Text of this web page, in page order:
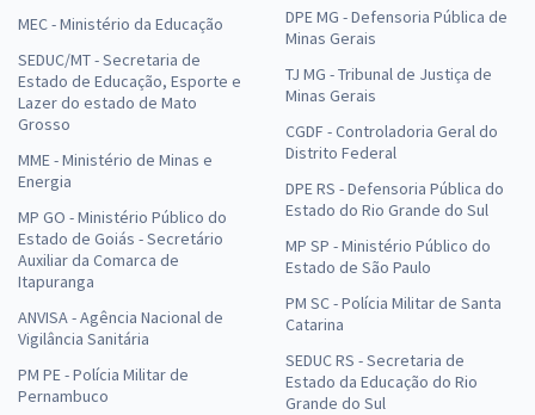
MEC - Ministério da Educação
SEDUC/MT - Secretaria de
Estado de Educação, Esporte e
Lazer do estado de Mato
Grosso
MME - Ministério de Minas e
Energia
MP GO - Ministério Público do
Estado de Goiás - Secretário
Auxiliar da Comarca de
Itapuranga
ANVISA - Agência Nacional de
Vigilância Sanitária
PM PE - Polícia Militar de
Pernambuco
DPE MG - Defensoria Pública de
Minas Gerais
TJ MG - Tribunal de Justiça de
Minas Gerais
CGDF - Controladoria Geral do
Distrito Federal
DPE RS - Defensoria Pública do
Estado do Rio Grande do Sul
MP SP - Ministério Público do
Estado de São Paulo
PM SC - Polícia Militar de Santa
Catarina
SEDUC RS - Secretaria de
Estado da Educação do Rio
Grande do Sul